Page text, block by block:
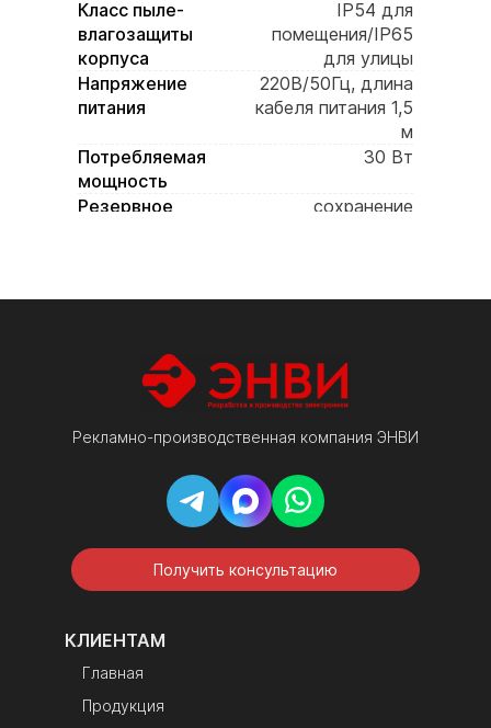
Класс пыле-
влагозащиты
корпуса
IP54 для
помещения/IP65
для улицы
Напряжение
питания
220В/50Гц, длина
кабеля питания 1,5
м
Потребляемая
мощность
30 Вт
Резервное
сохранение
электропитания
декоративный
алюминиевый
профиль черного/
серого цвета,
акриловое стекло-
светофильтр
Лицевая панель
прозрачный
монолитный
поликарбонат с
Крепление
Рекламно-производственная компания ЭНВИ
Получить консультацию
КЛИЕНТАМ
Главная
Продукция